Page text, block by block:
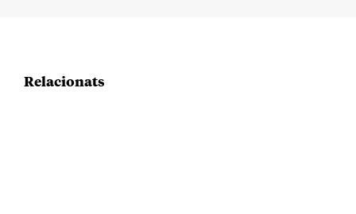
Relacionats